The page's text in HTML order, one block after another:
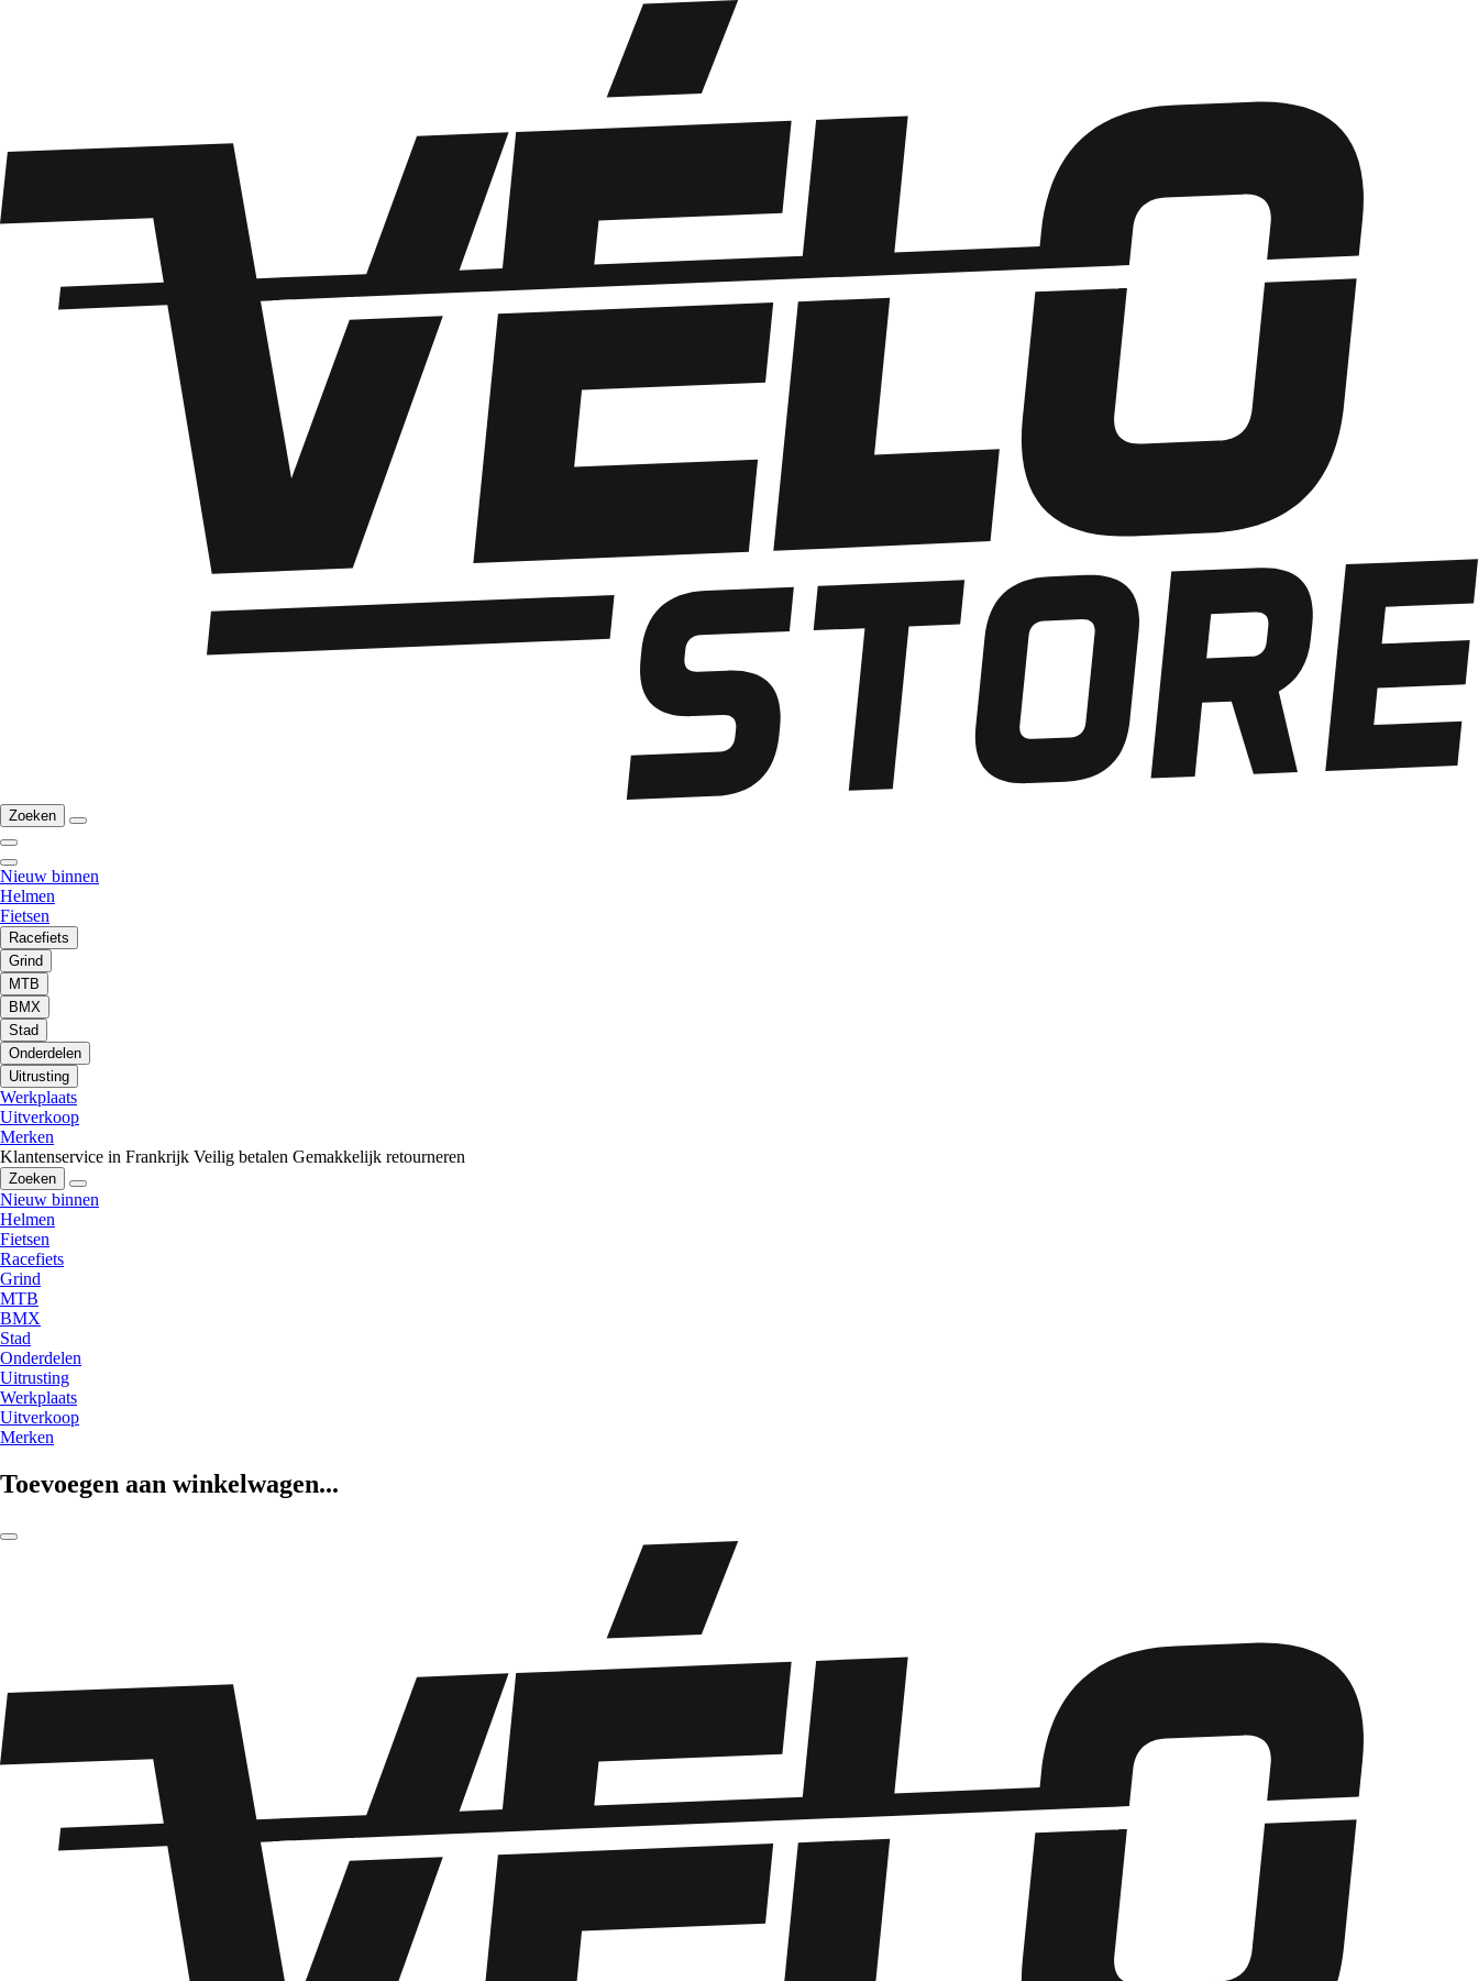
Zoeken
Nieuw binnen
Helmen
Fietsen
Racefiets
Grind
MTB
BMX
Stad
Onderdelen
Uitrusting
Werkplaats
Uitverkoop
Merken
Klantenservice in Frankrijk Veilig betalen Gemakkelijk retourneren
Zoeken
Nieuw binnen
Helmen
Fietsen
Racefiets
Grind
MTB
BMX
Stad
Onderdelen
Uitrusting
Werkplaats
Uitverkoop
Merken
Toevoegen aan winkelwagen...